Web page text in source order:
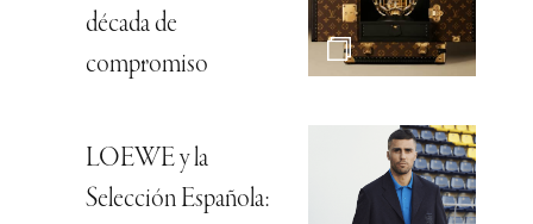
década de
compromiso
LOEWE y la
Selección Española: